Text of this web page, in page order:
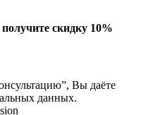
скидку 10%
Вы даёте
данных.